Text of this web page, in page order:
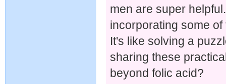
men are super
incorporating some
It's like solving a
sharing these
beyond folic acid?